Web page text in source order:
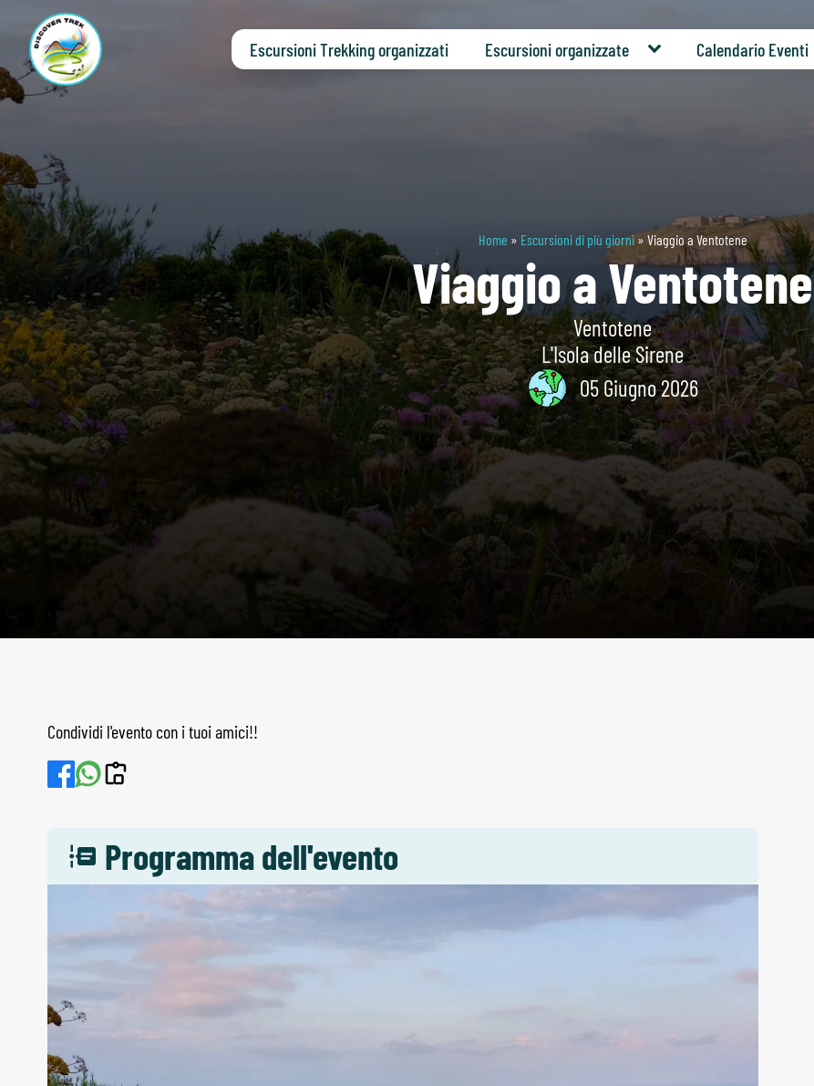
Escursioni Trekking organizzati Escursioni organizzate Calendario Eventi
Home » Escursioni di più giorni» Viaggio a Ventotene
Viaggio a Ventotene
Ventotene
L'Isola delle Sirene
05 Giugno 2026
Condividi l'evento con i tuoi amici!!
Programma dell'evento